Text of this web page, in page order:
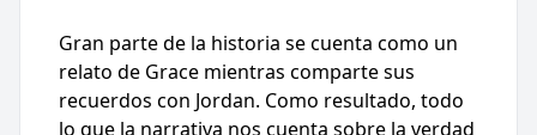
Gran parte de la historia se cuenta como un
relato de Grace mientras comparte sus
recuerdos con Jordan. Como resultado, todo
lo que la narrativa nos cuenta sobre la verdad